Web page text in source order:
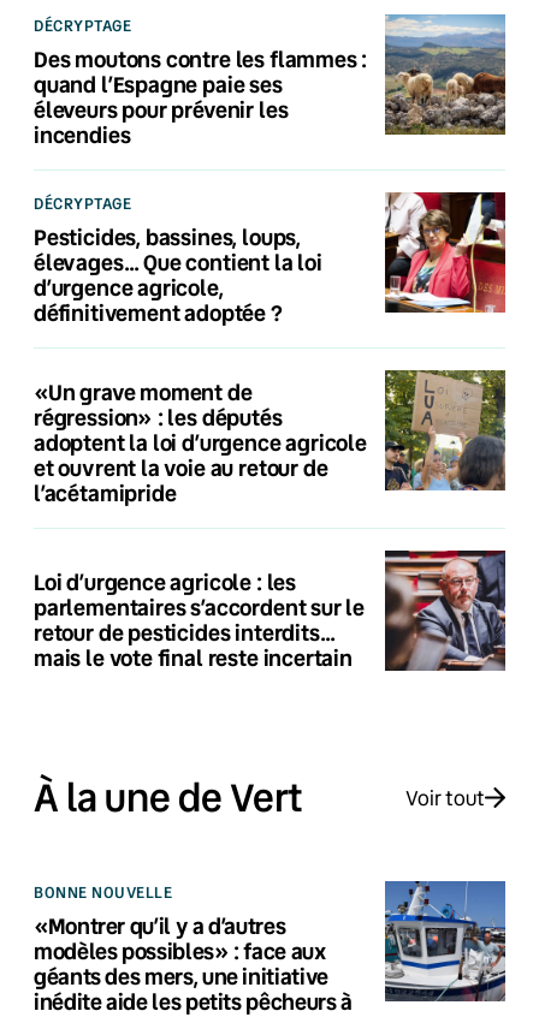
DÉCRYPTAGE
Des moutons contre les flammes :
quand l’Espagne paie ses
éleveurs pour prévenir les
incendies
DÉCRYPTAGE
Pesticides, bassines, loups,
élevages… Que contient la loi
d’urgence agricole,
définitivement adoptée ?
«Un grave moment de
régression» : les députés
adoptent la loi d’urgence agricole
et ouvrent la voie au retour de
l’acétamipride
Loi d’urgence agricole : les
parlementaires s’accordent sur le
retour de pesticides interdits…
mais le vote final reste incertain
À la une de Vert Voir tout
BONNE NOUVELLE
«Montrer qu’il y a d’autres
modèles possibles» : face aux
géants des mers, une initiative
inédite aide les petits pêcheurs à